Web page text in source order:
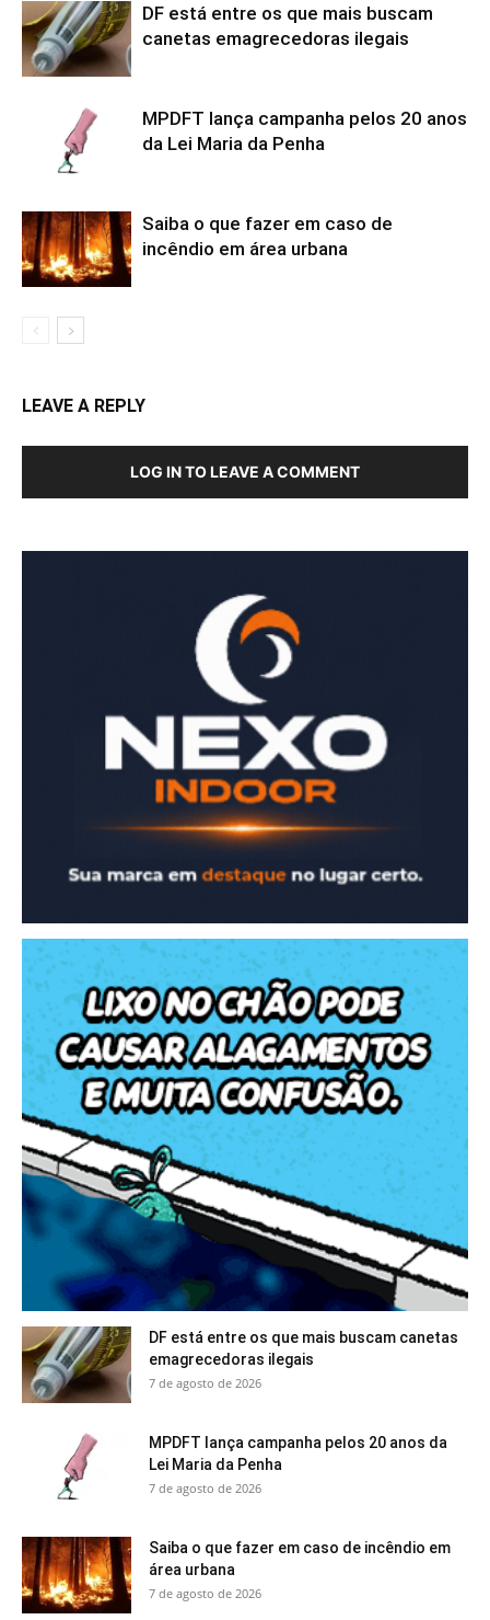
DF está entre os que mais buscam
canetas emagrecedoras ilegais
MPDFT lança campanha pelos 20 anos
da Lei Maria da Penha
Saiba o que fazer em caso de
incêndio em área urbana
LEAVE A REPLY
LOG IN TO LEAVE A COMMENT
DF está entre os que mais buscam canetas
emagrecedoras ilegais
7 de agosto de 2026
MPDFT lança campanha pelos 20 anos da
Lei Maria da Penha
7 de agosto de 2026
Saiba o que fazer em caso de incêndio em
área urbana
7 de agosto de 2026